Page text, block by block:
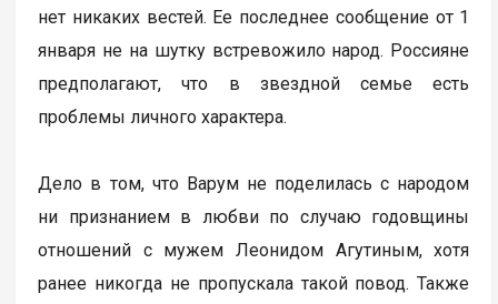
нет никаких вестей. Ее последнее сообщение от 1
января не на шутку встревожило народ. Россияне
предполагают, что в звездной семье есть
проблемы личного характера.
Дело в том, что Варум не поделилась с народом
ни признанием в любви по случаю годовщины
отношений с мужем Леонидом Агутиным, хотя
ранее никогда не пропускала такой повод. Также